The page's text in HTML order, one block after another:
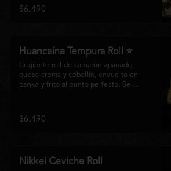
tostado y cebollín fresco. Una
combinación perfecta entre el dulzor del
$6.490
Huancaína Tempura Roll ⭐
Crujiente roll de camarón apanado,
queso crema y cebollín, envuelto en
panko y frito al punto perfecto. Se
y una sedosa salsa huancaína, finalizada
con toques de pimentón rojo fresco que
$6.490
Nikkei Ceviche Roll